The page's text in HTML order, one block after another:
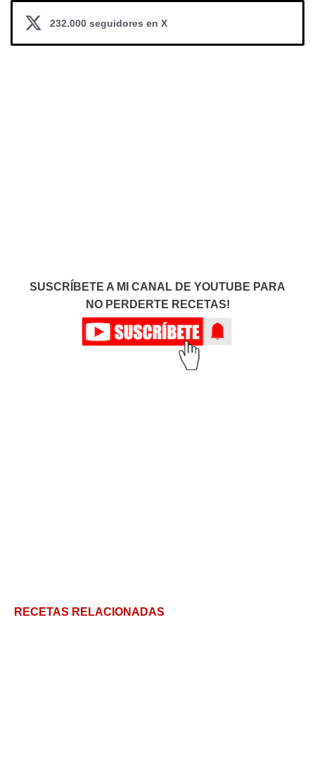
232.000 seguidores en X
SUSCRÍBETE A MI CANAL DE YOUTUBE PARA
NO PERDERTE RECETAS!
RECETAS RELACIONADAS